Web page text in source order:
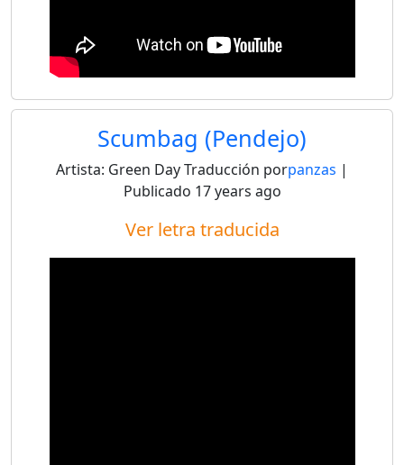
Scumbag (Pendejo)
Artista: Green DayTraducción porpanzas |
Publicado 17 years ago
Ver letra traducida